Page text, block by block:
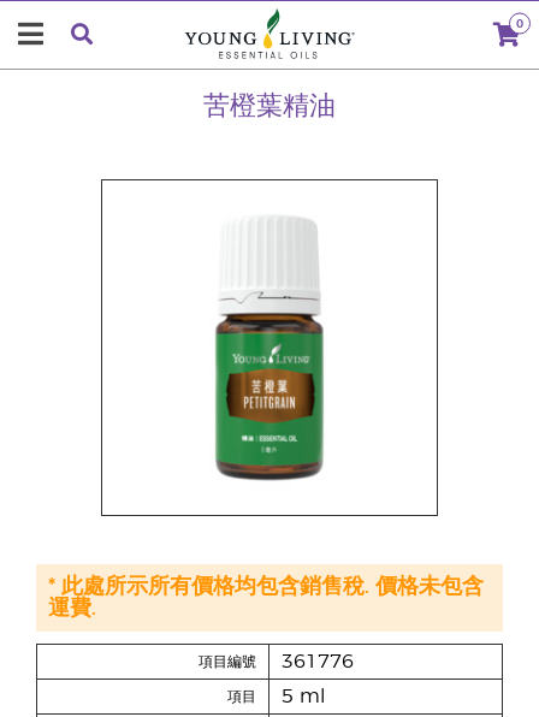
0
苦橙葉精油
項目編號 361776
項目 5 ml
* 此處所示所有價格均包含銷售稅. 價格未包含
運費.